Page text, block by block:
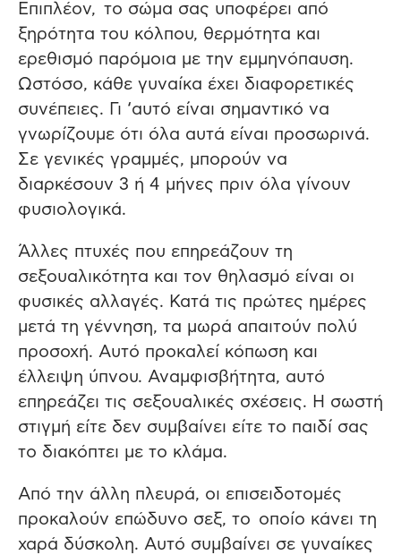
Επιπλέον, το σώμα σας υποφέρει από
ξηρότητα του κόλπου, θερμότητα και
ερεθισμό παρόμοια με την εμμηνόπαυση.
Ωστόσο, κάθε γυναίκα έχει διαφορετικές
συνέπειες. Γι ‘αυτό είναι σημαντικό να
γνωρίζουμε ότι όλα αυτά είναι προσωρινά.
Σε γενικές γραμμές, μπορούν να
διαρκέσουν 3 ή 4 μήνες πριν όλα γίνουν
φυσιολογικά.
Άλλες πτυχές που επηρεάζουν τη
σεξουαλικότητα και τον θηλασμό είναι οι
φυσικές αλλαγές. Κατά τις πρώτες ημέρες
μετά τη γέννηση, τα μωρά απαιτούν πολύ
προσοχή. Αυτό προκαλεί κόπωση και
έλλειψη ύπνου. Αναμφισβήτητα, αυτό
επηρεάζει τις σεξουαλικές σχέσεις. Η σωστή
στιγμή είτε δεν συμβαίνει είτε το παιδί σας
το διακόπτει με το κλάμα.
Από την άλλη πλευρά, οι επισειδοτομές
προκαλούν επώδυνο σεξ, το οποίο κάνει τη
χαρά δύσκολη. Αυτό συμβαίνει σε γυναίκες